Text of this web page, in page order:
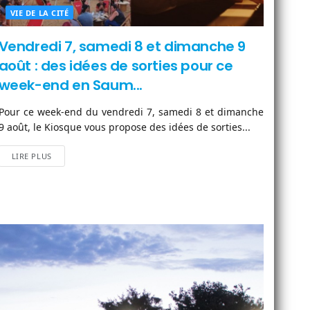
VIE DE LA CITÉ
7, samedi 8 et dimanche 9
: des idées de sorties pour ce
end en Saum...
ce week-end du vendredi 7, samedi 8 et dimanche
août, le Kiosque vous propose des idées de sorties...
LIRE PLUS